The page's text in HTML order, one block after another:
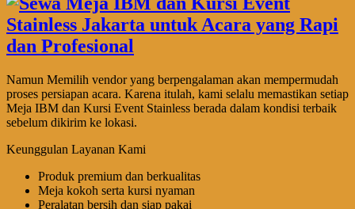
Namun Memilih vendor yang berpengalaman akan mempermudah
proses persiapan acara. Karena itulah, kami selalu memastikan setiap
Meja IBM dan Kursi Event Stainless berada dalam kondisi terbaik
sebelum dikirim ke lokasi.
Keunggulan Layanan Kami
Produk premium dan berkualitas
Meja kokoh serta kursi nyaman
Peralatan bersih dan siap pakai